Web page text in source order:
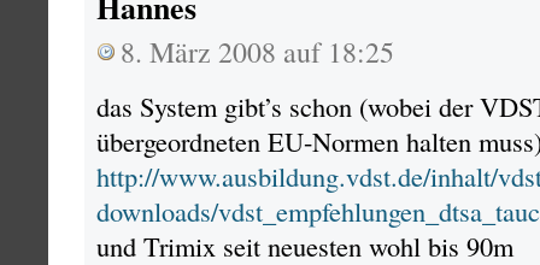
8. März 2008 auf 18:25
das System gibt’s schon (wobei der
übergeordneten EU-Normen halten
http://www.ausbildung.vdst.de/inhalt/
downloads/
und Trimix seit neuesten wohl bis 90m